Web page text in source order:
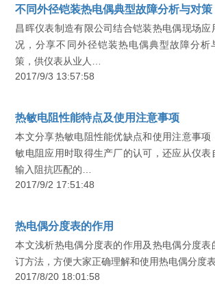
不同外径铠装热电偶典型故障分析与对策
昌晖仪表制造有限公司结合铠装热电偶现场应
况，分享不同外径铠装热电偶典型故障分析
策，供仪表从业人…
2017/9/3 13:57:58
热敏电阻性能特点及使用注意事项
本文分享热敏电阻性能优缺点和使用注意事项
敏电阻应用时取得生产厂的认可，还应从仪表
输入阻抗匹配的…
2017/9/2 17:51:48
热电偶分度表的作用
本文浅析热电偶分度表的作用及热电偶分度表
订方法，方便大家正确理解和使用热电偶分度表
2017/8/20 18:01:58